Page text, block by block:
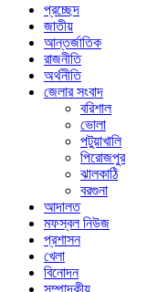
প্রচ্ছেদ
জাতীয়
আন্তর্জাতিক
রাজনীতি
অর্থনীতি
জেলার সংবাদ
বরিশাল
ভোলা
পটুয়াখালি
পিরোজপুর
ঝালকাঠি
বরগুনা
আদালত
মফস্বল নিউজ
প্রশাসন
খেলা
বিনোদন
সম্পাদকীয়